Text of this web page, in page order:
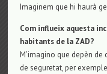
Imaginem que hi haurà
Com influeix aquesta
habitants de la ZAD?
M’imagino que depèn
de seguretat, per